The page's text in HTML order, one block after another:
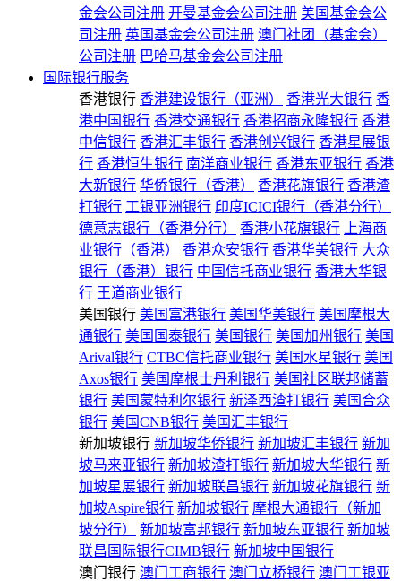
金会公司注册 开曼基金会公司注册 美国基金会公
司注册 英国基金会公司注册 澳门社团（基金会）
公司注册 巴哈马基金会公司注册
国际银行服务
香港银行 香港建设银行（亚洲） 香港光大银行 香
港中国银行 香港交通银行 香港招商永隆银行 香港
中信银行 香港汇丰银行 香港创兴银行 香港星展银
行 香港恒生银行 南洋商业银行 香港东亚银行 香港
大新银行 华侨银行（香港） 香港花旗银行 香港渣
打银行 工银亚洲银行 印度ICICI银行（香港分行）
德意志银行（香港分行）
香港小花旗银行
上海商
业银行（香港）
香港众安银行 香港华美银行 大众
银行（香港）银行 中国信托商业银行 香港大华银
行 王道商业银行
美国银行 美国富港银行 美国华美银行 美国摩根大
通银行 美国国泰银行 美国银行 美国加州银行 美国
Arival银行 CTBC信托商业银行 美国水星银行 美国
Axos银行 美国摩根士丹利银行 美国社区联邦储蓄
银行 美国蒙特利尔银行 新泽西渣打银行 美国合众
银行 美国CNB银行 美国汇丰银行
新加坡银行 新加坡华侨银行 新加坡汇丰银行 新加
坡马来亚银行 新加坡渣打银行 新加坡大华银行 新
加坡星展银行 新加坡联昌银行 新加坡花旗银行 新
加坡Aspire银行 新加坡银行 摩根大通银行（新加
坡分行）
新加坡富邦银行 新加坡东亚银行 新加坡
联昌国际银行CIMB银行 新加坡中国银行
澳门银行 澳门工商银行 澳门立桥银行 澳门工银亚